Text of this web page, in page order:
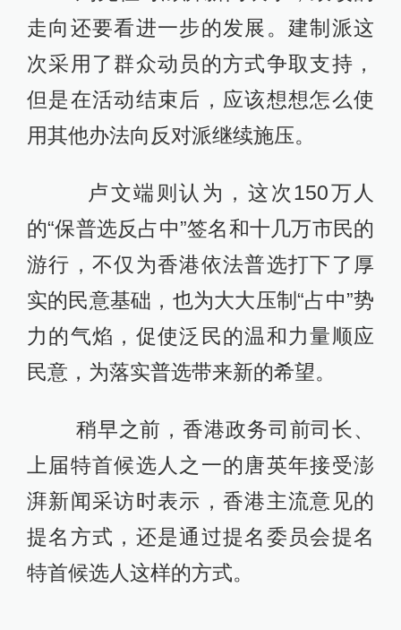
走向还要看进一步的发展。建制派这
次采用了群众动员的方式争取支持，
但是在活动结束后，应该想想怎么使
用其他办法向反对派继续施压。
卢文端则认为，这次150万人
的“保普选反占中”签名和十几万市民的
游行，不仅为香港依法普选打下了厚
实的民意基础，也为大大压制“占中”势
力的气焰，促使泛民的温和力量顺应
民意，为落实普选带来新的希望。
稍早之前，香港政务司前司长、
上届特首候选人之一的唐英年接受澎
湃新闻采访时表示，香港主流意见的
提名方式，还是通过提名委员会提名
特首候选人这样的方式。